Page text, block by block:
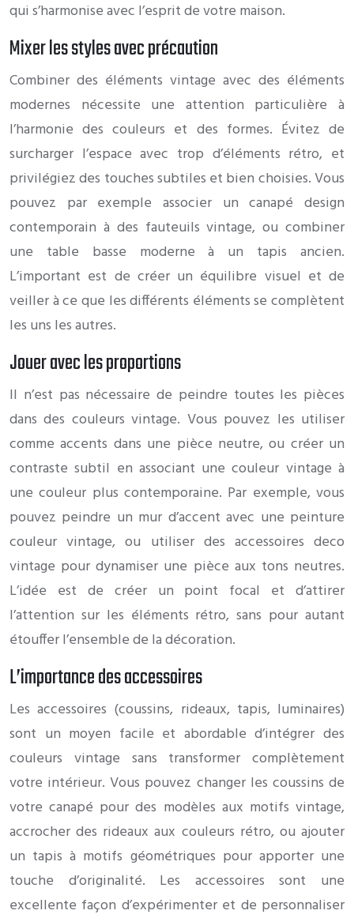
qui s’harmonise avec l’esprit de votre maison.
Mixer les styles avec précaution
Combiner des éléments vintage avec des éléments
modernes nécessite une attention particulière à
l’harmonie des couleurs et des formes. Évitez de
surcharger l’espace avec trop d’éléments rétro, et
privilégiez des touches subtiles et bien choisies. Vous
pouvez par exemple associer un canapé design
contemporain à des fauteuils vintage, ou combiner
une table basse moderne à un tapis ancien.
L’important est de créer un équilibre visuel et de
veiller à ce que les différents éléments se complètent
les uns les autres.
Jouer avec les proportions
Il n’est pas nécessaire de peindre toutes les pièces
dans des couleurs vintage. Vous pouvez les utiliser
comme accents dans une pièce neutre, ou créer un
contraste subtil en associant une couleur vintage à
une couleur plus contemporaine. Par exemple, vous
pouvez peindre un mur d’accent avec une peinture
couleur vintage, ou utiliser des accessoires deco
vintage pour dynamiser une pièce aux tons neutres.
L’idée est de créer un point focal et d’attirer
l’attention sur les éléments rétro, sans pour autant
étouffer l’ensemble de la décoration.
L’importance des accessoires
Les accessoires (coussins, rideaux, tapis, luminaires)
sont un moyen facile et abordable d’intégrer des
couleurs vintage sans transformer complètement
votre intérieur. Vous pouvez changer les coussins de
votre canapé pour des modèles aux motifs vintage,
accrocher des rideaux aux couleurs rétro, ou ajouter
un tapis à motifs géométriques pour apporter une
touche d’originalité. Les accessoires sont une
excellente façon d’expérimenter et de personnaliser